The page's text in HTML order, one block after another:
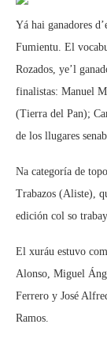
Yá hai ganadores
Fumientu. El
Rozados, ye’l
finalistas: Manuel
(Tierra del Pan);
de los llugares
Na categoría de
Trabazos (Aliste),
edición col so
El xuráu estuvo
Alonso, Miguel
Ferrero y José
Ramos.